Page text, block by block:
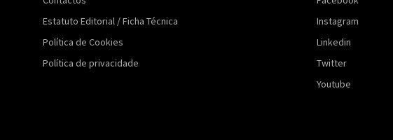
Estatuto Editorial / Ficha Técnica
Política de Cookies
Política de privacidade
Instagram
Linkedin
Twitter
Youtube